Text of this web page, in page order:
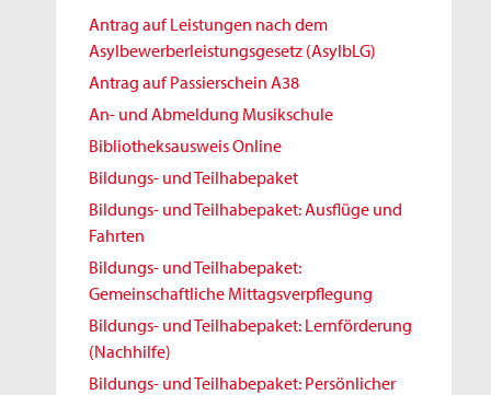
Antrag auf Leistungen nach dem
Asylbewerberleistungsgesetz (AsylbLG)
Antrag auf Passierschein A38
An- und Abmeldung Musikschule
Bibliotheksausweis Online
Bildungs- und Teilhabepaket
Bildungs- und Teilhabepaket: Ausflüge und
Fahrten
Bildungs- und Teilhabepaket:
Gemeinschaftliche Mittagsverpflegung
Bildungs- und Teilhabepaket: Lernförderung
(Nachhilfe)
Bildungs- und Teilhabepaket: Persönlicher